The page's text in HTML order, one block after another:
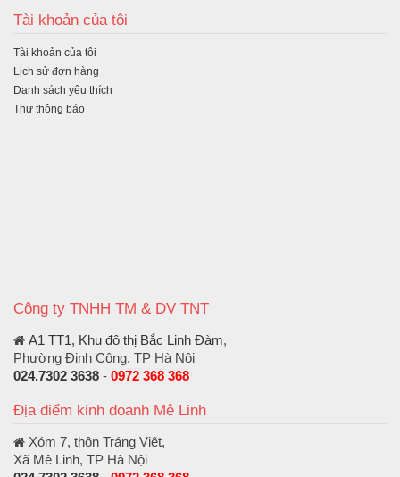
Tài khoản của tôi
Tài khoản của tôi
Lịch sử đơn hàng
Danh sách yêu thích
Thư thông báo
Công ty TNHH TM & DV TNT
A1 TT1, Khu đô thị Bắc Linh Đàm,
Phường Định Công, TP Hà Nội
024.7302 3638 - 0972 368 368
Địa điểm kinh doanh Mê Linh
Xóm 7, thôn Tráng Việt,
Xã Mê Linh, TP Hà Nội